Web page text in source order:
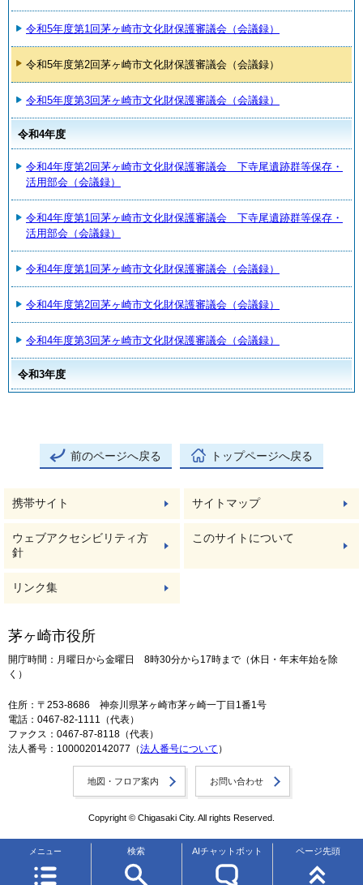
令和5年度第1回茅ヶ崎市文化財保護審議会（会議録）
令和5年度第2回茅ヶ崎市文化財保護審議会（会議録）
令和5年度第3回茅ヶ崎市文化財保護審議会（会議録）
令和4年度
令和4年度第2回茅ヶ崎市文化財保護審議会 下寺尾遺跡群等保存・
活用部会（会議録）
令和4年度第1回茅ヶ崎市文化財保護審議会 下寺尾遺跡群等保存・
活用部会（会議録）
令和4年度第1回茅ヶ崎市文化財保護審議会（会議録）
令和4年度第2回茅ヶ崎市文化財保護審議会（会議録）
令和4年度第3回茅ヶ崎市文化財保護審議会（会議録）
令和3年度
前のページへ戻る トップページへ戻る
メニュー 検索 AIチャットボット ページ先頭
携帯サイト サイトマップ
ウェブアクセシビリティ方
針
このサイトについて
リンク集
茅ヶ崎市役所
開庁時間：月曜日から金曜日 8時30分から17時まで（休日・年末年始を除
く）
住所：〒253-8686 神奈川県茅ヶ崎市茅ヶ崎一丁目1番1号
電話：0467-82-1111（代表）
ファクス：0467-87-8118（代表）
法人番号：1000020142077（法人番号について ）
地図・フロア案内 お問い合わせ
Copyright © Chigasaki City. All rights Reserved.